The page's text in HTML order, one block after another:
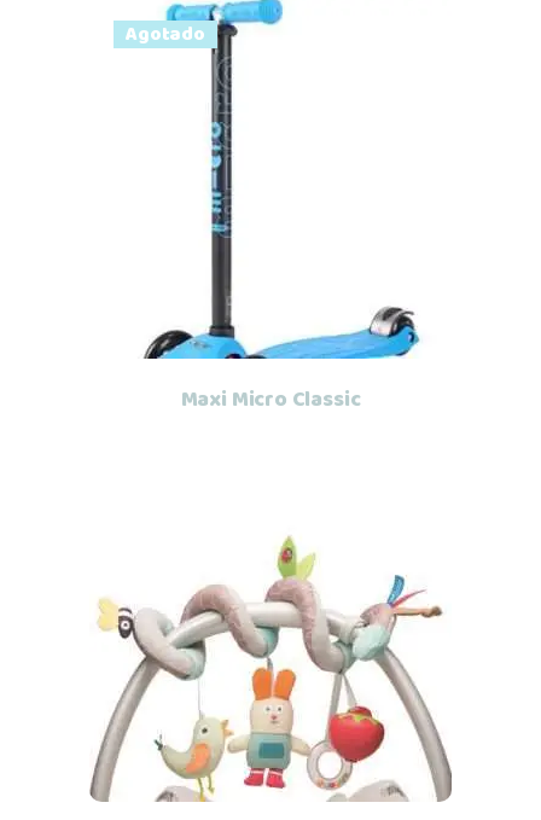
Agotado
Maxi Micro Classic
Añadir al carrito